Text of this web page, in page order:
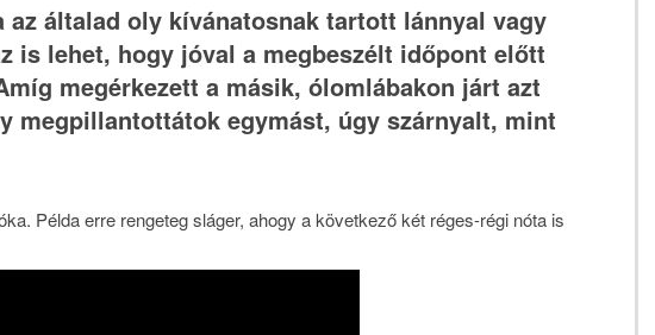
az általad oly kívánatosnak tartott lánnyal vagy
is lehet, hogy jóval a megbeszélt időpont előtt
megérkezett a másik, ólomlábakon járt azt
megpillantottátok egymást, úgy szárnyalt, mint
Példa erre rengeteg sláger, ahogy a következő két réges-régi nóta is